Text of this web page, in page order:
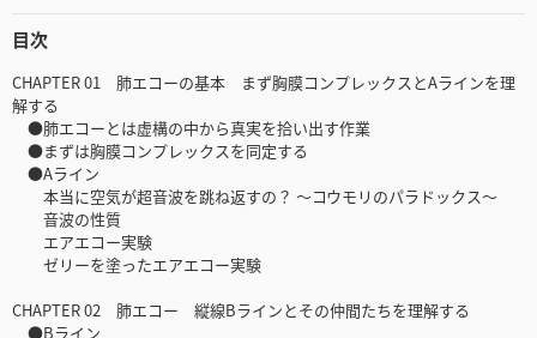
目次
CHAPTER 01 肺エコーの基本 まず胸膜コンプレックスとAラインを理
解する
●肺エコーとは虚構の中から真実を拾い出す作業
●まずは胸膜コンプレックスを同定する
●Aライン
本当に空気が超音波を跳ね返すの？ 〜コウモリのパラドックス〜
音波の性質
エアエコー実験
ゼリーを塗ったエアエコー実験
CHAPTER 02 肺エコー 縦線Bラインとその仲間たちを理解する
●Bライン